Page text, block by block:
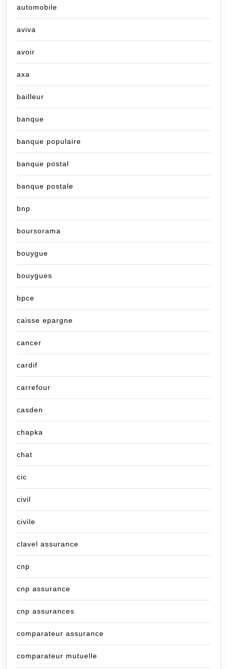
automobile
aviva
avoir
axa
bailleur
banque
banque populaire
banque postal
banque postale
bnp
boursorama
bouygue
bouygues
bpce
caisse epargne
cancer
cardif
carrefour
casden
chapka
chat
cic
civil
civile
clavel assurance
cnp
cnp assurance
cnp assurances
comparateur assurance
comparateur mutuelle